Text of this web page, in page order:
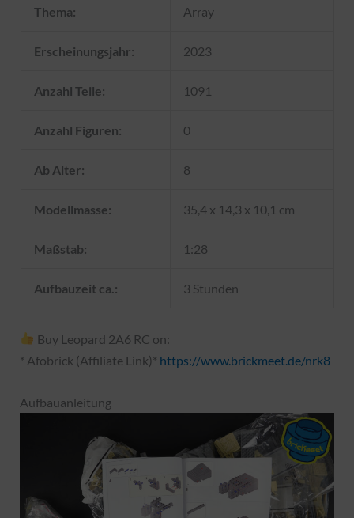
Thema: Array
Erscheinungsjahr: 2023
Anzahl Teile: 1091
Anzahl Figuren: 0
Ab Alter: 8
Modellmasse: 35,4 x 14,3 x 10,1 cm
Maßstab: 1:28
Aufbauzeit ca.: 3 Stunden
Buy Leopard 2A6 RC on:
* Afobrick (Affiliate Link)* https://www.brickmeet.de/nrk8
Aufbauanleitung